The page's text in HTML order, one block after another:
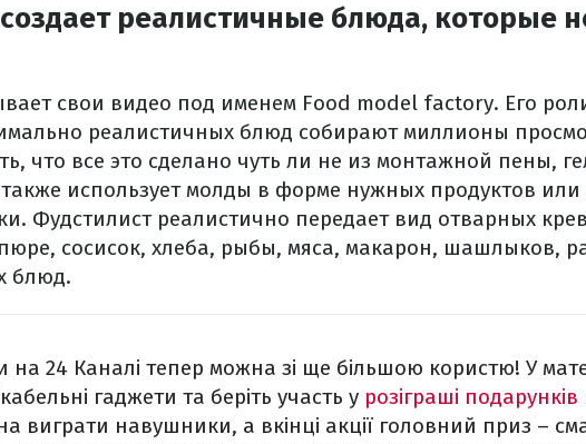
реалистичные блюда, которые
свои видео под именем Food model factory. Его
реалистичных блюд собирают миллионы
что все это сделано чуть ли не из монтажной пены,
использует молды в форме нужных продуктов
Фудстилист реалистично передает вид отварных
сосисок, хлеба, рыбы, мяса, макарон, шашлыков,
блюд.
24 Каналі тепер можна зі ще більшою користю! У
гаджети та беріть участь у розіграші подарунків
виграти навушники, а вкінці акції головний приз –